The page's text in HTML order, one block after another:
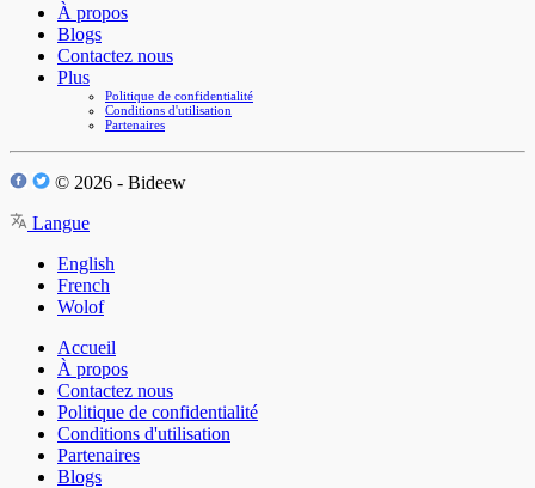
À propos
Blogs
Contactez nous
Plus
Politique de confidentialité
Conditions d'utilisation
Partenaires
© 2026 - Bideew
Langue
English
French
Wolof
Accueil
À propos
Contactez nous
Politique de confidentialité
Conditions d'utilisation
Partenaires
Blogs